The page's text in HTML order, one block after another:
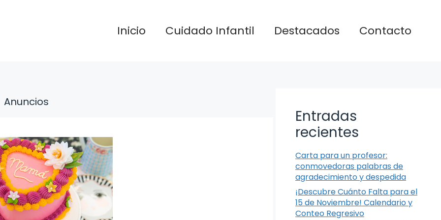
Inicio Cuidado Infantil Destacados Contacto
Anuncios
Entradas
recientes
Carta para un profesor:
conmovedoras palabras de
agradecimiento y despedida
¡Descubre Cuánto Falta para el
15 de Noviembre! Calendario y
Conteo Regresivo